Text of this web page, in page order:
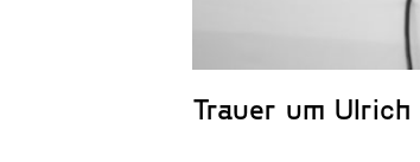
Trauer um Ulrich